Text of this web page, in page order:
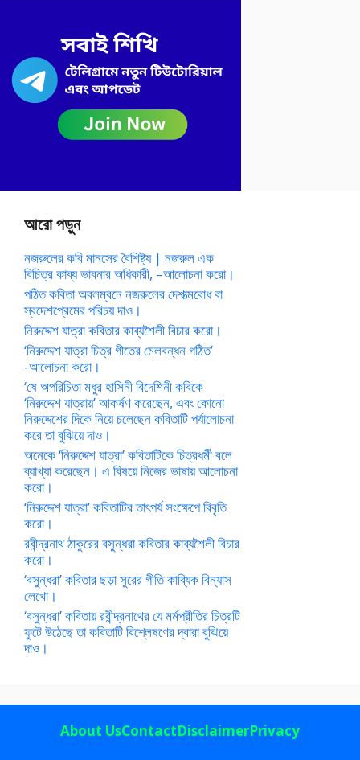
আরো পড়ুন
নজরুলের কবি মানসের বৈশিষ্ট্য | নজরুল এক
বিচিত্র কাব্য ভাবনার অধিকারী, –আলোচনা করো।
পঠিত কবিতা অবলম্বনে নজরুলের দেশাত্মবোধ বা
স্বদেশপ্রেমের পরিচয় দাও।
নিরুদ্দেশ যাত্রা কবিতার কাব্যশৈলী বিচার করো।
‘নিরুদ্দেশ যাত্রা চিত্র গীতের মেলবন্ধন গঠিত’
-আলোচনা করো।
‘ষে অপরিচিতা মধুর হাসিনী বিদেশিনী কবিকে
‘নিরুদ্দেশ যাত্রায়’ আকর্ষণ করেছেন, এবং কোনো
নিরুদ্দেশের দিকে নিয়ে চলেছেন কবিতাটি পর্যালোচনা
করে তা বুঝিয়ে দাও।
অনেকে ‘নিরুদ্দেশ যাত্রা’ কবিতাটিকে চিত্রধর্মী বলে
ব্যাখ্যা করেছেন। এ বিষয়ে নিজের ভাষায় আলোচনা
করো।
‘নিরুদ্দেশ যাত্রা’ কবিতাটির তাৎপর্য সংক্ষেপে বিবৃতি
করো।
রবীন্দ্রনাথ ঠাকুরের বসুন্ধরা কবিতার কাব্যশৈলী বিচার
করো।
‘বসুন্ধরা’ কবিতার ছড়া সুরের গীতি কাব্যিক বিন্যাস
লেখো।
‘বসুন্ধরা’ কবিতায় রবীন্দ্রনাথের যে মর্মপ্রীতির চিত্রটি
ফুটে উঠেছে তা কবিতাটি বিশ্লেষণের দ্বারা বুঝিয়ে
দাও।
About UsContactDisclaimerPrivacy